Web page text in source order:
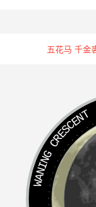
毕宿
五花马 千金
WANING CRESCENT